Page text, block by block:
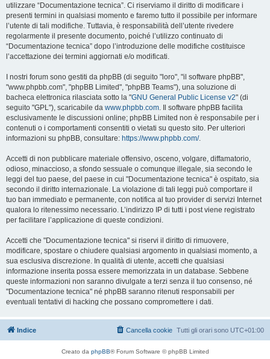
utilizzare “Documentazione tecnica”. Ci riserviamo il diritto di modificare i
presenti termini in qualsiasi momento e faremo tutto il possibile per informare
l’utente di tali modifiche. Tuttavia, è responsabilità dell’utente rivedere
regolarmente il presente documento, poiché l’utilizzo continuato di
“Documentazione tecnica” dopo l’introduzione delle modifiche costituisce
l’accettazione dei termini aggiornati e/o modificati.
I nostri forum sono gestiti da phpBB (di seguito "loro", "il software phpBB",
"www.phpbb.com", "phpBB Limited", "phpBB Teams"), una soluzione di
bacheca elettronica rilasciata sotto la "GNU General Public License v2" (di
seguito "GPL"), scaricabile da www.phpbb.com. Il software phpBB facilita
esclusivamente le discussioni online; phpBB Limited non è responsabile per i
contenuti o i comportamenti consentiti o vietati su questo sito. Per ulteriori
informazioni su phpBB, consultare: https://www.phpbb.com/.
Accetti di non pubblicare materiale offensivo, osceno, volgare, diffamatorio,
odioso, minaccioso, a sfondo sessuale o comunque illegale, sia secondo le
leggi del tuo paese, del paese in cui "Documentazione tecnica" è ospitato, sia
secondo il diritto internazionale. La violazione di tali leggi può comportare il
tuo ban immediato e permanente, con notifica al tuo provider di servizi Internet
qualora lo ritenessimo necessario. L’indirizzo IP di tutti i post viene registrato
per facilitare l’applicazione di queste condizioni.
Accetti che "Documentazione tecnica" si riservi il diritto di rimuovere,
modificare, spostare o chiudere qualsiasi argomento in qualsiasi momento, a
sua esclusiva discrezione. In qualità di utente, accetti che qualsiasi
informazione inserita possa essere memorizzata in un database. Sebbene
queste informazioni non saranno divulgate a terzi senza il tuo consenso, né
"Documentazione tecnica" né phpBB saranno ritenuti responsabili per
eventuali tentativi di hacking che possano compromettere i dati.
Indice Tutti gli orari sono UTC+01:00
Cancella cookie
Creato da phpBB® Forum Software © phpBB Limited